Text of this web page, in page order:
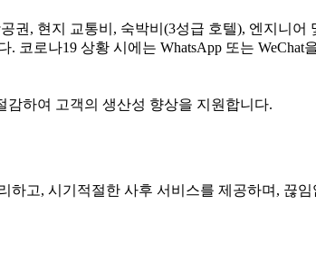
, 현지 교통비, 숙박비(3성급 호텔), 엔지니어
로나19 상황 시에는 WhatsApp 또는 WeChat
하여 고객의 생산성 향상을 지원합니다.
고, 시기적절한 사후 서비스를 제공하며, 끊